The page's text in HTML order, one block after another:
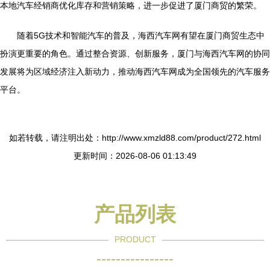
本地汽车经销商优化库存和营销策略，进一步促进了厦门商贸的繁荣。
随着5G技术和智能汽车的普及，海西汽车网有望在厦门商贸生态中
扮演更重要的角色。通过整合资源、创新服务，厦门与海西汽车网的协同
发展将为区域经济注入新动力，推动海西汽车网成为全国领先的汽车服务
平台。
如若转载，请注明出处：http://www.xmzld88.com/product/272.html
更新时间：2026-08-06 01:13:49
产品列表
PRODUCT
----------------